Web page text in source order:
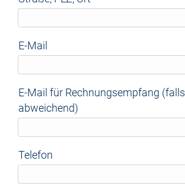
E-Mail
E-Mail für Rechnungsempfang (falls
abweichend)
Telefon